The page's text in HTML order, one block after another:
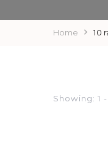
Home 10
Showing: 1 -